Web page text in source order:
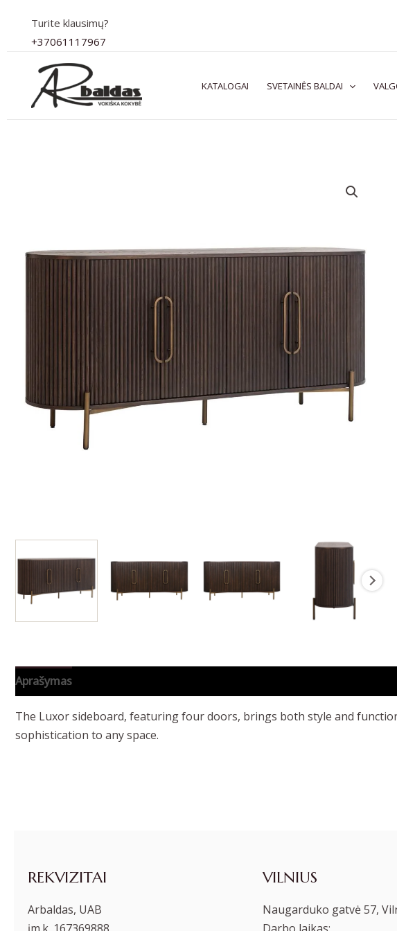
turinio
Turite klausimų?
+37061117967
KATALOGAI SVETAINĖS BALDAI
Aprašymas
The Luxor sideboard, featuring four doors, brings both style and
sophistication to any space.
REKVIZITAI
Arbaldas, UAB
VILNIUS
Naugarduko gatvė 57,